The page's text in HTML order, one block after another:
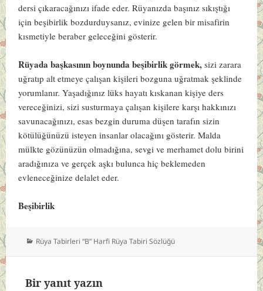
dersi çıkaracağınızı ifade eder. Rüyanızda başınız sıkıştığı
için beşibirlik bozdurduysanız, evinize gelen bir misafirin
kısmetiyle beraber geleceğini gösterir.
Rüyada başkasının boynunda beşibirlik görmek,sizi zarara
uğratıp alt etmeye çalışan kişileri bozguna uğratmak şeklinde
yorumlanır. Yaşadığınız lüks hayatı kıskanan kişiye ders
vereceğinizi, sizi susturmaya çalışan kişilere karşı hakkınızı
savunacağınızı, esas bezgin duruma düşen tarafın sizin
kötülüğünüzü isteyen insanlar olacağını gösterir. Malda
mülkte gözünüzün olmadığına, sevgi ve merhamet dolu birini
aradığınıza ve gerçek aşkı bulunca hiç beklemeden
evleneceğinize delalet eder.
Beşibirlik
Kategoriler
Rüya Tabirleri “B” Harfi Rüya Tabiri Sözlüğü
Bir yanıt yazın